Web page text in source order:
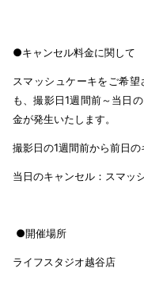
●キャンセル料金に関して
スマッシュケーキをご希
も、撮影日1週間前～当日
金が発生いたします。
撮影日の1週間前から前日
当日のキャンセル：スマッ
●開催場所
ライフスタジオ越谷店